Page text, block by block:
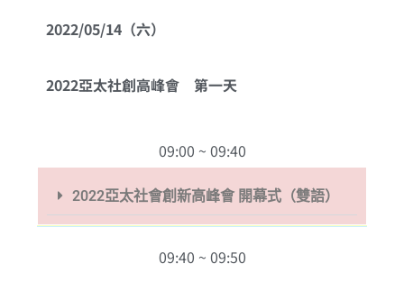
2022/05/14（六）
2022亞太社創高峰會 第一天
09:00 ~ 09:40
2022亞太社會創新高峰會 開幕式（雙語）
09:40 ~ 09:50